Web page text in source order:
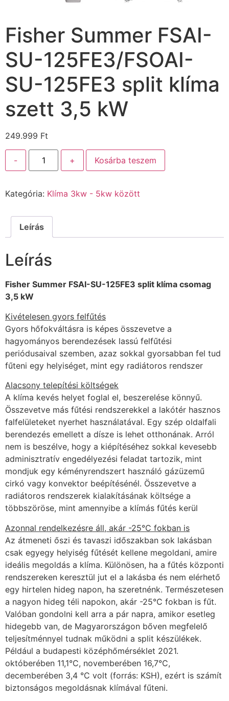
Fisher Summer FSAI-
SU-125FE3/FSOAI-
SU-125FE3 split klíma
szett 3,5 kW
249.999 Ft
- + Kosárba teszem
Kategória: Klíma 3kw - 5kw között
Leírás
Leírás
Fisher Summer FSAI-SU-125FE3 split klíma csomag
3,5 kW
Kivételesen gyors felfűtés
Gyors hőfokváltásra is képes összevetve a
hagyományos berendezések lassú felfűtési
periódusaival szemben, azaz sokkal gyorsabban fel tud
fűteni egy helyiséget, mint egy radiátoros rendszer
Alacsony telepítési költségek
A klíma kevés helyet foglal el, beszerelése könnyű.
Összevetve más fűtési rendszerekkel a lakótér hasznos
falfelületeket nyerhet használatával. Egy szép oldalfali
berendezés emellett a dísze is lehet otthonának. Arról
nem is beszélve, hogy a kiépítéséhez sokkal kevesebb
adminisztratív engedélyezési feladat tartozik, mint
mondjuk egy kéményrendszert használó gázüzemű
cirkó vagy konvektor beépítésénél. Összevetve a
radiátoros rendszerek kialakításának költsége a
többszöröse, mint amennyibe a klímás fűtés kerül
Azonnal rendelkezésre áll, akár -25°C fokban is
Az átmeneti őszi és tavaszi időszakban sok lakásban
csak egyegy helyiség fűtését kellene megoldani, amire
ideális megoldás a klíma. Különösen, ha a fűtés központi
rendszereken keresztül jut el a lakásba és nem elérhető
egy hirtelen hideg napon, ha szeretnénk. Természetesen
a nagyon hideg téli napokon, akár -25°C fokban is fűt.
Valóban gondolni kell arra a pár napra, amikor esetleg
hidegebb van, de Magyarországon bőven megfelelő
teljesítménnyel tudnak működni a split készülékek.
Például a budapesti középhőmérséklet 2021.
októberében 11,1°C, novemberében 16,7°C,
decemberében 3,4 °C volt (forrás: KSH), ezért is számít
biztonságos megoldásnak klímával fűteni.